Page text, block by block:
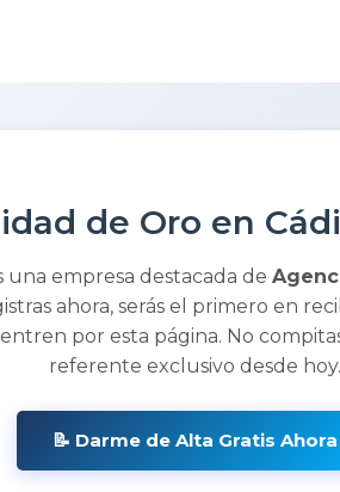
de Oro en
una empresa destacada de
ahora, serás el primero en
por esta página. No
referente exclusivo desde hoy.
📝 Darme de Alta Gratis Ahora